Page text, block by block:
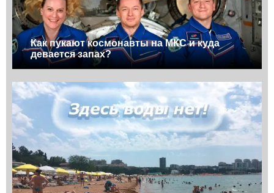
Как пукают космонавты на МКС и куда
девается запах?